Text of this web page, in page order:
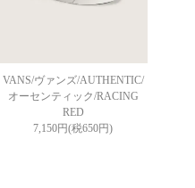
VANS/ヴァンズ/AUTHENTIC/
オーセンティック/RACING
RED
7,150円(税650円)